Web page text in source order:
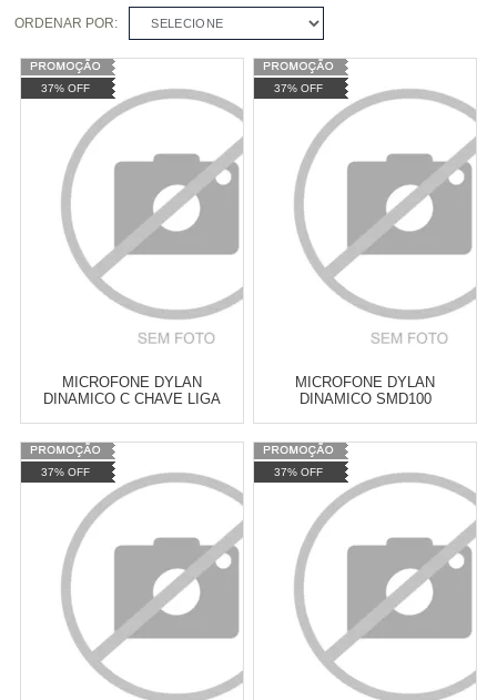
ORDENAR POR: SELECIONE
37% OFF
MICROFONE DYLAN
DINAMICO C CHAVE LIGA
Varejo:
Atacado: R$ 2.550,90 (Apenas
Revendedor)
10 x
MICROFONE SEM FIO
COMPRAR
37% OFF
MICROFONE DYLAN
DINAMICO SMD100
Varejo:
Atacado: R$ 2.550,90 (Apenas
Revendedor)
10
MICROFONE SEM FIO
COMPRAR
37% OFF 37% OFF